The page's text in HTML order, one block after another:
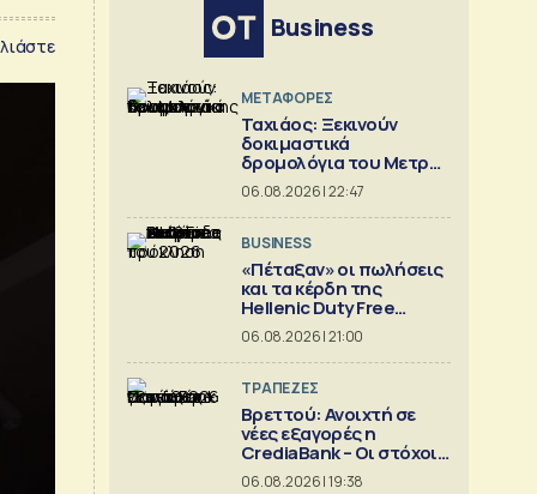
Business
ΜΕΤΑΦΟΡΕΣ
Ταχιάος: Ξεκινούν
δοκιμαστικά
δρομολόγια του Μετρό
Θεσσαλονίκης προς
Καλαμαριά
06.08.2026 | 22:47
BUSINESS
«Πέταξαν» οι πωλήσεις
και τα κέρδη της
Hellenic Duty Free
Shops
06.08.2026 | 21:00
ΤΡΑΠΕΖΕΣ
Βρεττού: Ανοιχτή σε
νέες εξαγορές η
CrediaBank – Οι στόχοι
για το 2026
06.08.2026 | 19:38